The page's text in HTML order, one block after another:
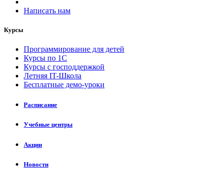
Написать нам
Курсы
Программирование для детей
Курсы по 1С
Курсы с господдержкой
Летняя IT-Школа
Бесплатные демо-уроки
Расписание
Учебные центры
Акции
Новости